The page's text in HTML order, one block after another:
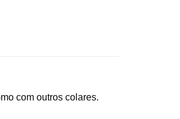
com outros colares.